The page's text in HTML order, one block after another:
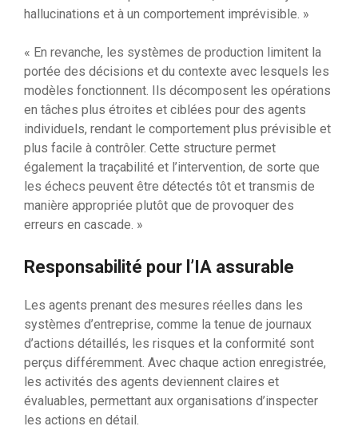
hallucinations et à un comportement imprévisible. »
« En revanche, les systèmes de production limitent la
portée des décisions et du contexte avec lesquels les
modèles fonctionnent. Ils décomposent les opérations
en tâches plus étroites et ciblées pour des agents
individuels, rendant le comportement plus prévisible et
plus facile à contrôler. Cette structure permet
également la traçabilité et l’intervention, de sorte que
les échecs peuvent être détectés tôt et transmis de
manière appropriée plutôt que de provoquer des
erreurs en cascade. »
Responsabilité pour l’IA assurable
Les agents prenant des mesures réelles dans les
systèmes d’entreprise, comme la tenue de journaux
d’actions détaillés, les risques et la conformité sont
perçus différemment. Avec chaque action enregistrée,
les activités des agents deviennent claires et
évaluables, permettant aux organisations d’inspecter
les actions en détail.